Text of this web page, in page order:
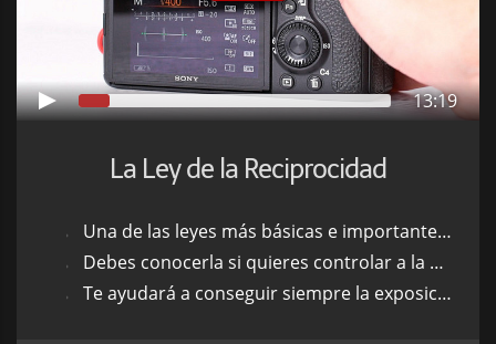
13:19
La Ley de la Reciprocidad
Una de las leyes más básicas e importantes de la fotografía
Debes conocerla si quieres controlar a la perfección el modo Manual de tu cámara
Te ayudará a conseguir siempre la exposición que estás buscando